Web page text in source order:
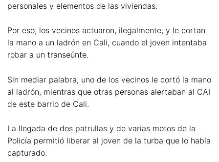
personales y elementos de las viviendas.
Por eso, los vecinos actuaron, ilegalmente, y le cortan
la mano a un ladrón en Cali, cuando el joven intentaba
robar a un transeúnte.
Sin mediar palabra, uno de los vecinos le cortó la mano
al ladrón, mientras que otras personas alertaban al CAI
de este barrio de Cali.
La llegada de dos patrullas y de varias motos de la
Policía permitió liberar al joven de la turba que lo había
capturado.